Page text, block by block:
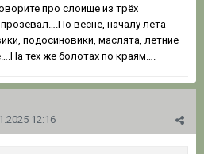
про слоище из трёх
весне, началу лета
подосиновики, маслята, летние
тех же болотах по краям….
12:16